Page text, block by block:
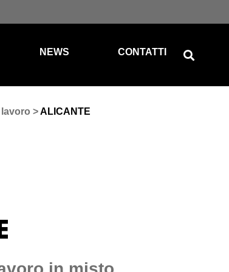
NEWS CONTATTI
>ALICANTE